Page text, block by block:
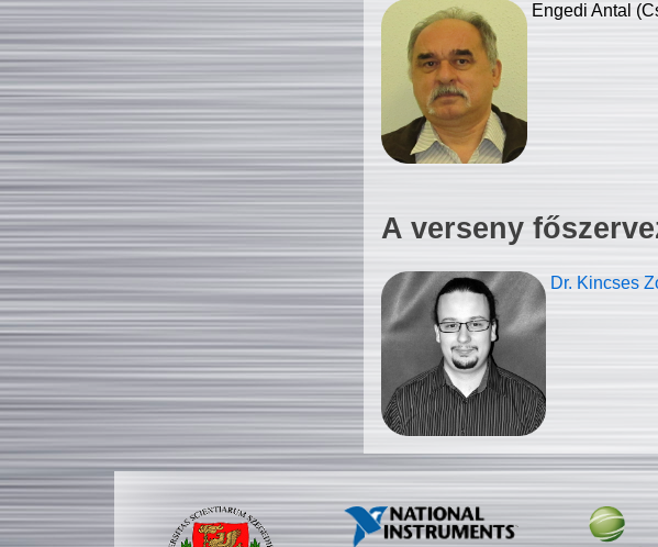
Engedi Antal
A verseny
Dr. Kincses